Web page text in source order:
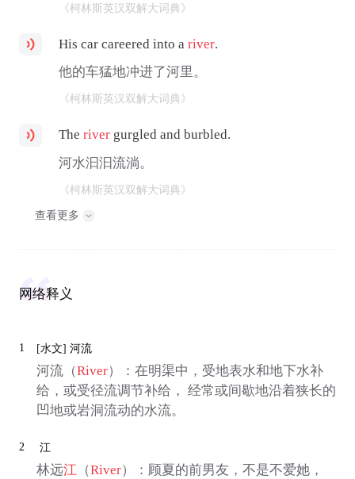
《柯林斯英汉双解大词典》
His car careered into ariver.
他的车猛地冲进了河里。
《柯林斯英汉双解大词典》
Theriver gurgled and burbled.
河水汩汩流淌。
《柯林斯英汉双解大词典》
查看更多
网络释义
1 [水文] 河流
河流（River）：在明渠中，受地表水和地下水补
给，或受径流调节补给， 经常或间歇地沿着狭长的
凹地或岩洞流动的水流。
2 江
林远江（River）：顾夏的前男友，不是不爱她，